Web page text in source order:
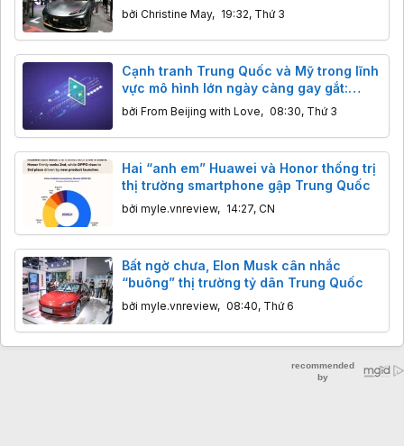
bởi Christine May, 19:32, Thứ 3
Cạnh tranh Trung Quốc và Mỹ trong lĩnh
vực mô hình lớn ngày càng gay gắt:
Hàng Mỹ giảm giá mạnh để cạnh tranh
với Kimi và DeepSeek
bởi From Beijing with Love, 08:30, Thứ 3
Hai “anh em” Huawei và Honor thống trị
thị trường smartphone gập Trung Quốc
bởi myle.vnreview, 14:27, CN
Bất ngờ chưa, Elon Musk cân nhắc
“buông” thị trường tỷ dân Trung Quốc
bởi myle.vnreview, 08:40, Thứ 6